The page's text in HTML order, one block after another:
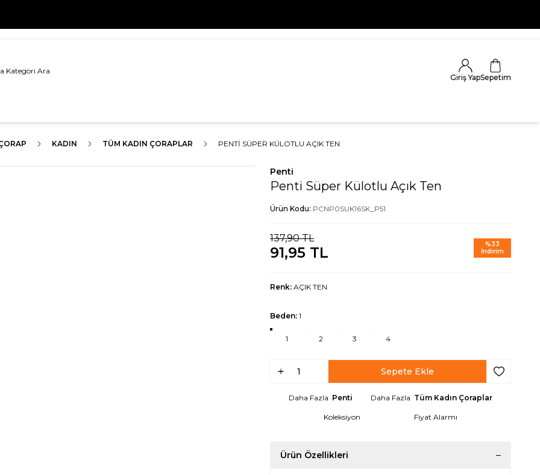
Giriş YapSepetim
KADIN TÜM KADIN ÇORAPLAR PENTI SÜPER KÜLOTLU AÇIK TEN
Penti
Penti Süper Külotlu Açık Ten
Ürün Kodu: PCNP0SUK16SK_P51
137,90TL
91,95 TL %33
İndirim
Renk: AÇIK TEN
Beden: 1
1 2 3 4
Sepete Ekle Favoriye
Daha Fazla Penti Daha Fazla Tüm Kadın Çoraplar
Koleksiyon Fiyat Alarmı
Ürün Özellikleri